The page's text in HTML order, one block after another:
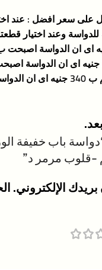
على سعر افضل : عند
100جنيه للدواسة وعند
باب خفيفة
الإلكتروني.